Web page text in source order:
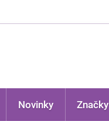
Novinky Značky